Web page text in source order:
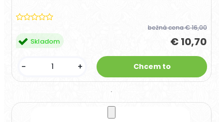
bežná cena€ 16,00
€ 10,70
Skladom
- +